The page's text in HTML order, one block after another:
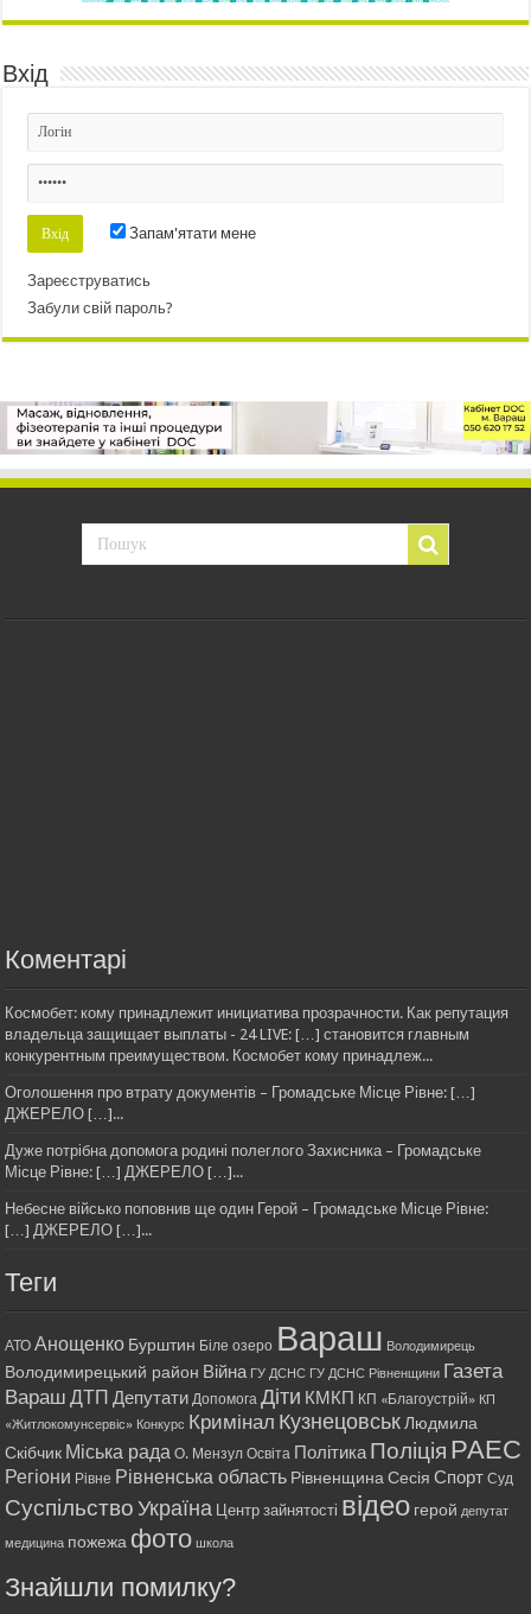
Вхід
Запам'ятати мене
Зареєструватись
Забули свій пароль?
Коментарі
Космобет: кому принадлежит инициатива прозрачности. Как репутация
владельца защищает выплаты - 24 LIVE: […] становится главным
конкурентным преимуществом. Космобет кому принадлеж...
Оголошення про втрату документів – Громадське Місце Рівне: […]
ДЖЕРЕЛО […]...
Дуже потрібна допомога родині полеглого Захисника – Громадське
Місце Рівне: […] ДЖЕРЕЛО […]...
Небесне військо поповнив ще один Герой – Громадське Місце Рівне:
[…] ДЖЕРЕЛО […]...
Теги
АТО Анощенко Бурштин Біле озеро Вараш Володимирець
Володимирецький район Війна ГУ ДСНС ГУ ДСНС Рівненщини Газета
Вараш ДТП Депутати Допомога Діти КМКП КП «Благоустрій» КП
«Житлокомунсервіс» Конкурс Кримінал Кузнецовськ Людмила
Скібчик Міська рада О. Мензул Освіта ПолітикаПоліція РАЕС
Регіони Рівне Рівненська область Рівненщина Сесія Спорт Суд
Суспільство Україна Центр зайнятості відео герой депутат
медицина пожежа фото школа
Знайшли помилку?